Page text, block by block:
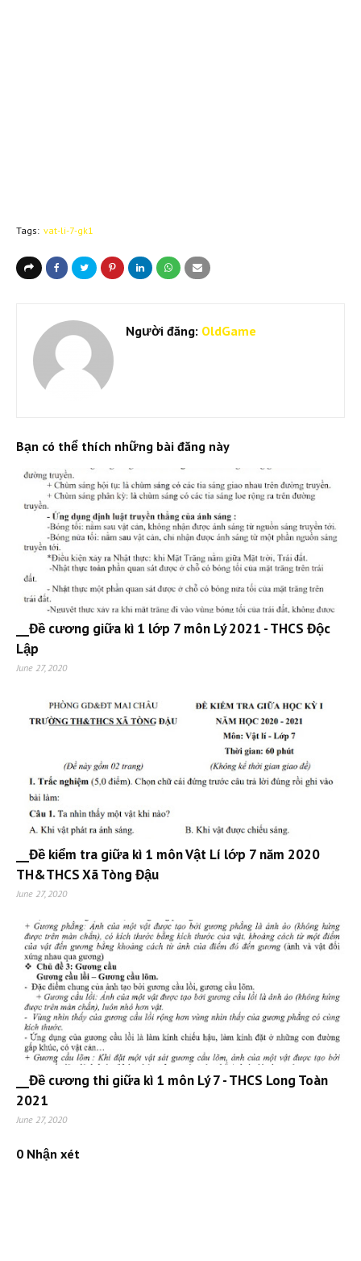
Tags: vat-li-7-gk1
Người đăng: OldGame
Bạn có thể thích những bài đăng này
__Đề cương giữa kì 1 lớp 7 môn Lý 2021 - THCS Độc
Lập
June 27, 2020
__Đề kiểm tra giữa kì 1 môn Vật Lí lớp 7 năm 2020
TH&THCS Xã Tòng Đậu
June 27, 2020
__Đề cương thi giữa kì 1 môn Lý 7 - THCS Long Toàn
2021
June 27, 2020
0 Nhận xét